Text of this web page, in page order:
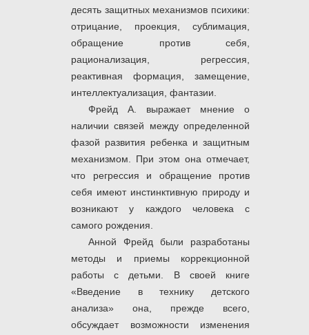
десять защитных механизмов психики:
отрицание, проекция, сублимация,
обращение против себя,
рационализация, регрессия,
реактивная формация, замещение,
интеллектуализация, фантазии.
Фрейд А. выражает мнение о
наличии связей между определенной
фазой развития ребенка и защитным
механизмом. При этом она отмечает,
что регрессия и обращение против
себя имеют инстинктивную природу и
возникают у каждого человека с
самого рождения.
Анной Фрейд были разработаны
методы и приемы коррекционной
работы с детьми. В своей книге
«Введение в технику детского
анализа» она, прежде всего,
обсуждает возможности изменения